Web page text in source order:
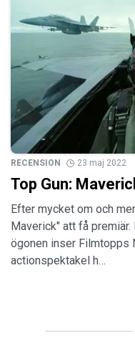
RECENSION 23 maj 2022
Top Gun:
Efter mycket om och
Maverick" att få
ögonen inser Filmtopps
actionspektakel h…